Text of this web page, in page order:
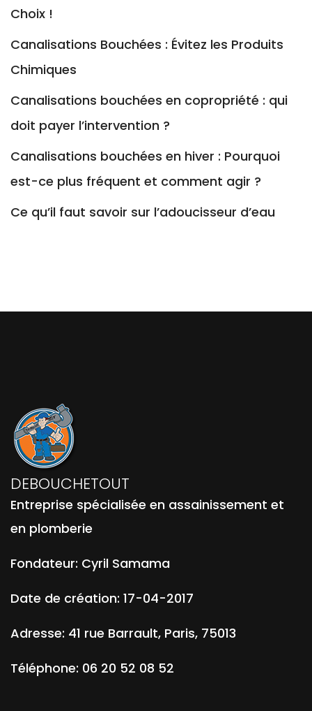
Choix !
Canalisations Bouchées : Évitez les Produits
Chimiques
Canalisations bouchées en copropriété : qui
doit payer l’intervention ?
Canalisations bouchées en hiver : Pourquoi
est-ce plus fréquent et comment agir ?
Ce qu’il faut savoir sur l’adoucisseur d’eau
DEBOUCHETOUT
Entreprise spécialisée en assainissement et
en plomberie
Fondateur: Cyril Samama
Date de création: 17-04-2017
Adresse: 41 rue Barrault, Paris, 75013
Téléphone: 06 20 52 08 52